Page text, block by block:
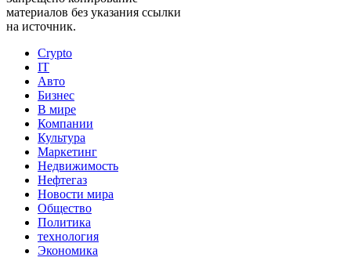
материалов без указания ссылки
на источник.
Crypto
IT
Авто
Бизнес
В мире
Компании
Культура
Маркетинг
Недвижимость
Нефтегаз
Новости мира
Общество
Политика
технология
Экономика